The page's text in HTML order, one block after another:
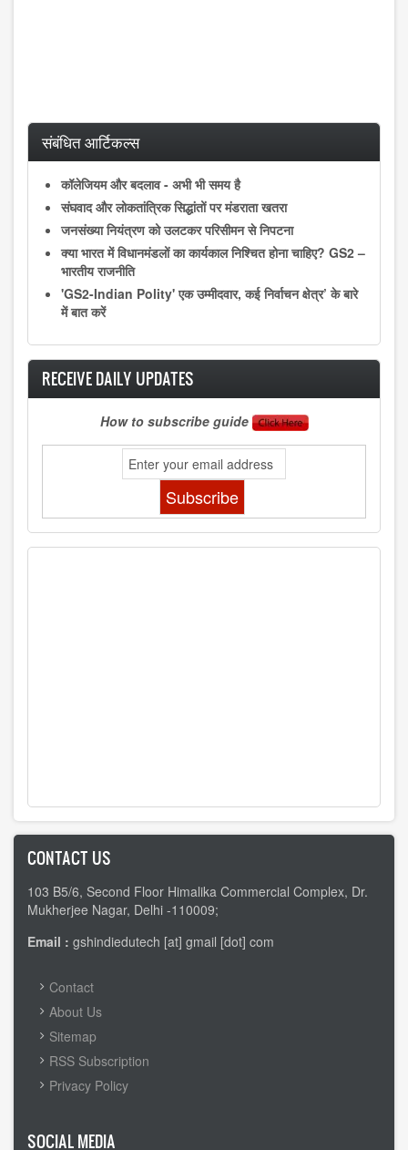
संबंधित आर्टिकल्स
कॉलेजियम और बदलाव - अभी भी समय है
संघवाद और लोकतांत्रिक सिद्धांतों पर मंडराता खतरा
जनसंख्या नियंत्रण को उलटकर परिसीमन से निपटना
क्या भारत में विधानमंडलों का कार्यकाल निश्चित होना चाहिए? GS2 –
भारतीय राजनीति
'GS2-Indian Polity' एक उम्मीदवार, कई निर्वाचन क्षेत्र’ के बारे
में बात करें
RECEIVE DAILY UPDATES
How to subscribe guide
CONTACT US
103 B5/6, Second Floor Himalika Commercial Complex, Dr.
Mukherjee Nagar, Delhi -110009;
Email : gshindiedutech [at] gmail [dot] com
FOOTER
MENU
Contact
About Us
Sitemap
RSS Subscription
Privacy Policy
SOCIAL MEDIA